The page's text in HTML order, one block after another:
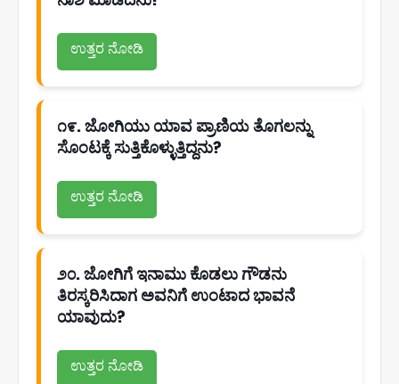
ಉತ್ತರ ನೋಡಿ
೧೯. ಜೋಗಿಯು ಯಾವ ಪ್ರಾಣಿಯ ತೊಗಲನ್ನು
ಸೊಂಟಕ್ಕೆ ಸುತ್ತಿಕೊಳ್ಳುತ್ತಿದ್ದನು?
ಉತ್ತರ ನೋಡಿ
೨೦. ಜೋಗಿಗೆ ಇನಾಮು ಕೊಡಲು ಗೌಡನು
ತಿರಸ್ಕರಿಸಿದಾಗ ಅವನಿಗೆ ಉಂಟಾದ ಭಾವನೆ
ಯಾವುದು?
ಉತ್ತರ ನೋಡಿ